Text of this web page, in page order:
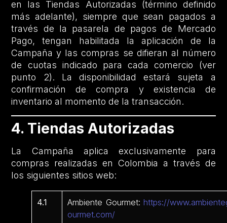
en las Tiendas Autorizadas (término definido
más adelante), siempre que sean pagados a
través de la pasarela de pagos de Mercado
Pago, tengan habilitada la aplicación de la
Campaña y las compras se difieran al número
de cuotas indicado para cada comercio (ver
punto 2). La disponibilidad estará sujeta a
confirmación de compra y existencia de
inventario al momento de la transacción.
4. Tiendas Autorizadas
La Campaña aplica exclusivamente para
compras realizadas en Colombia a través de
los siguientes sitios web:
4.1 Ambiente Gourmet:https://
ourmet.com/